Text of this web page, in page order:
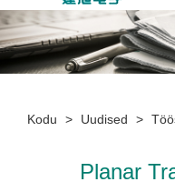
Kodu > Uudised >
Planar